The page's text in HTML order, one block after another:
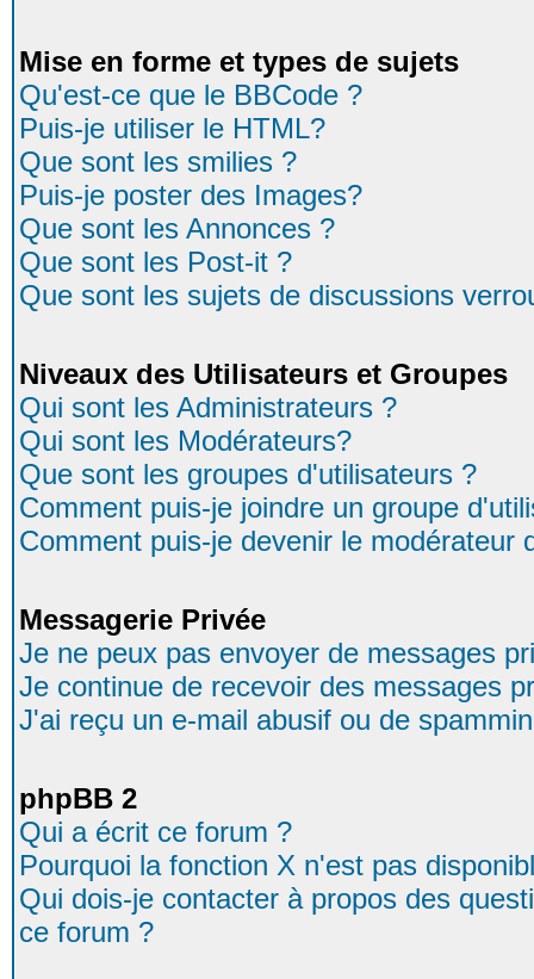
Mise en forme et types de sujets
Qu'est-ce que le BBCode ?
Puis-je utiliser le HTML?
Que sont les smilies ?
Puis-je poster des Images?
Que sont les Annonces ?
Que sont les Post-it ?
Que sont les sujets de discussions
Niveaux des Utilisateurs et Groupes
Qui sont les Administrateurs ?
Qui sont les Modérateurs?
Que sont les groupes d'utilisateurs ?
Comment puis-je joindre un groupe
Comment puis-je devenir le modérateur
Messagerie Privée
Je ne peux pas envoyer de messages
Je continue de recevoir des messages
J'ai reçu un e-mail abusif ou de
phpBB 2
Qui a écrit ce forum ?
Pourquoi la fonction X n'est pas
Qui dois-je contacter à propos des
ce forum ?